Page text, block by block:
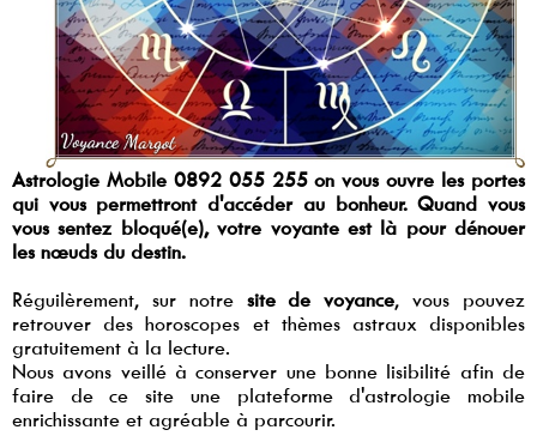
Astrologie Mobile 0892 055 255 on vous ouvre les portes
qui vous permettront d'accéder au bonheur. Quand vous
vous sentez bloqué(e), votre voyante est là pour dénouer
les nœuds du destin.
Réguilèrement, sur notre site de voyance, vous pouvez
retrouver des horoscopes et thèmes astraux disponibles
gratuitement à la lecture.
Nous avons veillé à conserver une bonne lisibilité afin de
faire de ce site une plateforme d'astrologie mobile
enrichissante et agréable à parcourir.